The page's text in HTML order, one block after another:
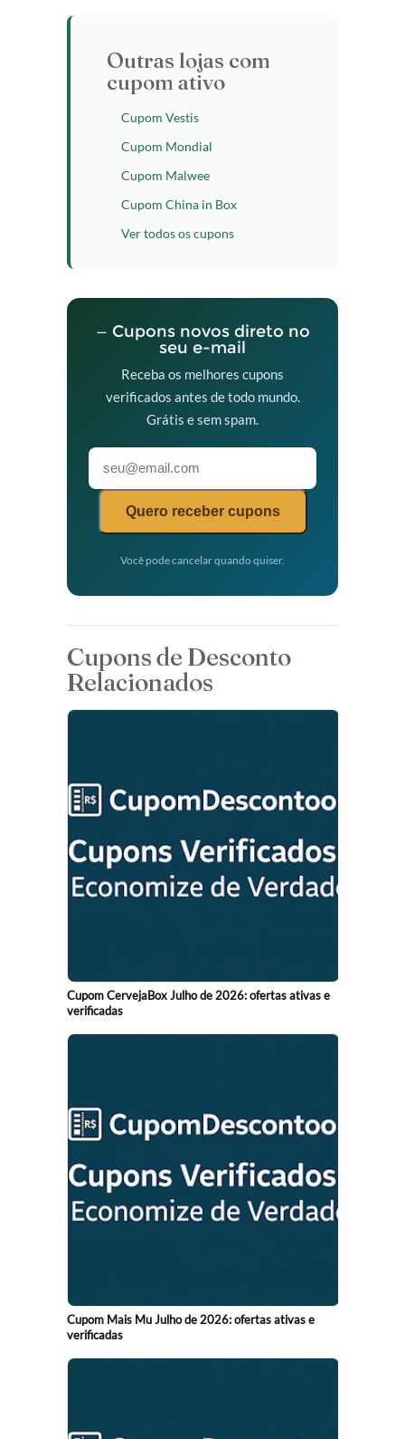
Outras lojas com
cupom ativo
Cupom Vestis
Cupom Mondial
Cupom Malwee
Cupom China in Box
Ver todos os cupons
— Cupons novos direto no
seu e-mail
Receba os melhores cupons
verificados antes de todo mundo.
Grátis e sem spam.
Quero receber cupons
Você pode cancelar quando quiser.
Cupons de Desconto
Relacionados
Cupom CervejaBox Julho de 2026: ofertas ativas e
verificadas
Cupom Mais Mu Julho de 2026: ofertas ativas e
verificadas